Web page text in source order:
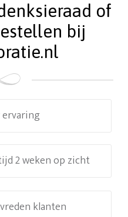
of
bij
ervaring
2 weken op zicht
klanten